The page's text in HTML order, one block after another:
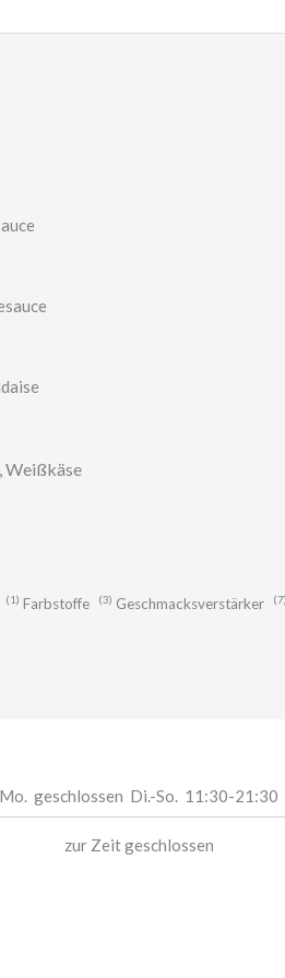
Weißkäse
1 Farbstoffe 3 Geschmacksverstärker 7
Mo. geschlossen Di.-So. 11:30-21:30
zur Zeit geschlossen